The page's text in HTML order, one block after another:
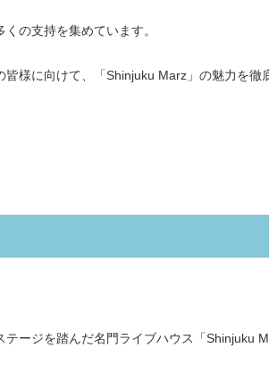
の支持を集めています。
様に向けて、「Shinjuku Marz」の魅力を徹
ージを踏んだ名門ライブハウス「Shinjuku